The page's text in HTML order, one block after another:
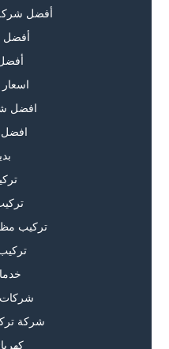
أفضل
أفضل
افضل
تركيب
شركات
شركة
كهربائي